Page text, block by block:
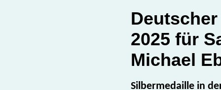
2025 für
Michael
Silbermedaille in